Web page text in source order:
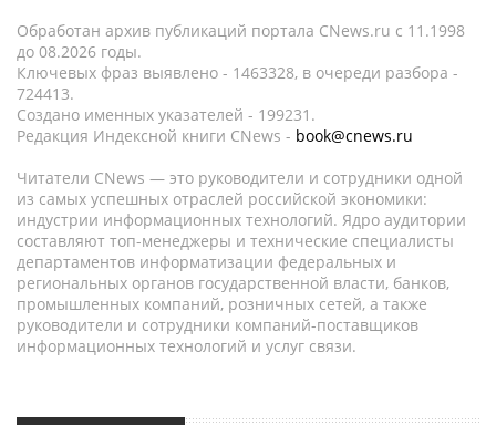
Обработан архив публикаций портала CNews.ru c 11.1998
до 08.2026 годы.
Ключевых фраз выявлено - 1463328, в очереди разбора -
724413.
Создано именных указателей - 199231.
Редакция Индексной книги CNews - book@cnews.ru
Читатели CNews — это руководители и сотрудники одной
из самых успешных отраслей российской экономики:
индустрии информационных технологий. Ядро аудитории
составляют топ-менеджеры и технические специалисты
департаментов информатизации федеральных и
региональных органов государственной власти, банков,
промышленных компаний, розничных сетей, а также
руководители и сотрудники компаний-поставщиков
информационных технологий и услуг связи.